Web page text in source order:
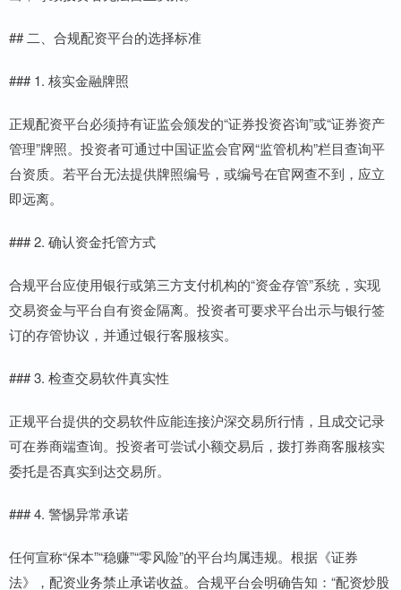
## 二、合规配资平台的选择标准
### 1. 核实金融牌照
正规配资平台必须持有证监会颁发的“证券投资咨询”或“证券资产
管理”牌照。投资者可通过中国证监会官网“监管机构”栏目查询平
台资质。若平台无法提供牌照编号，或编号在官网查不到，应立
即远离。
### 2. 确认资金托管方式
合规平台应使用银行或第三方支付机构的“资金存管”系统，实现
交易资金与平台自有资金隔离。投资者可要求平台出示与银行签
订的存管协议，并通过银行客服核实。
### 3. 检查交易软件真实性
正规平台提供的交易软件应能连接沪深交易所行情，且成交记录
可在券商端查询。投资者可尝试小额交易后，拨打券商客服核实
委托是否真实到达交易所。
### 4. 警惕异常承诺
任何宣称“保本”“稳赚”“零风险”的平台均属违规。根据《证券
法》，配资业务禁止承诺收益。合规平台会明确告知：“配资炒股